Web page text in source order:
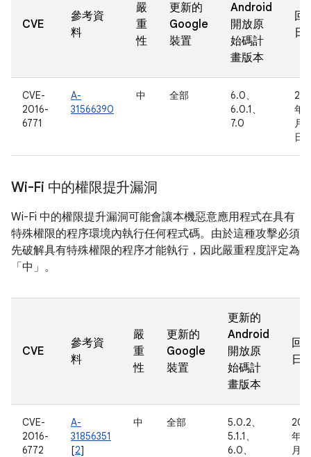
CVE
參考資
料
嚴
重
性
更新的
Google
裝置
Android
開放原
始碼計
畫版本
回
日
CVE-
2016-
6771
A-
31566390
中 全部
6.0、
6.0.1、
7.0
年
月
日
Wi-Fi 中的權限提升漏洞
Wi-Fi 中的權限提升漏洞可能會讓本機惡意應用程式在具有
特殊權限的程序環境內執行任何程式碼。由於這種攻擊必須
先破解具有特殊權限的程序才能執行，因此嚴重程度評定為
「中」。
CVE
參考資
料
嚴
重
性
更新的
Google
裝置
更新的
Android
開放原
始碼計
畫版本
回
日
CVE-
2016-
6772
A-
31856351
[2]
中 全部
5.0.2、
5.1.1、
6.0、
年 9
月